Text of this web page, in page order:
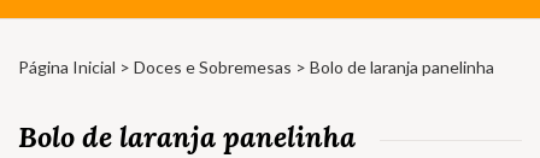
Página Inicial > Doces e Sobremesas > Bolo de laranja panelinha
Bolo de laranja panelinha